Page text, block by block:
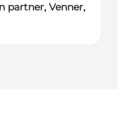
partner, Venner,